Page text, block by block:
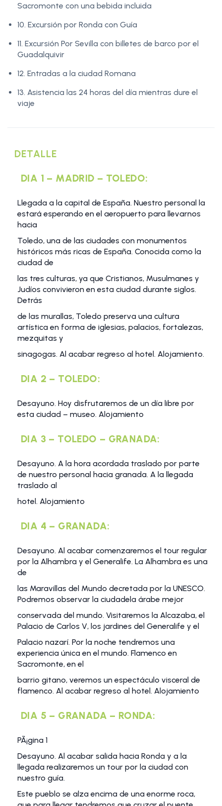
Sacromonte con una bebida incluida
10. Excursión por Ronda con Guía
11. Excursión Por Sevilla con billetes de barco por el
Guadalquivir
12. Entradas a la ciudad Romana
13. Asistencia las 24 horas del día mientras dure el
viaje
DETALLE
DIA 1 – MADRID – TOLEDO:
Llegada a la capital de España. Nuestro personal la
estará esperando en el aeropuerto para llevarnos
hacia
Toledo, una de las ciudades con monumentos
históricos más ricas de España. Conocida como la
ciudad de
las tres culturas, ya que Cristianos, Musulmanes y
Judíos convivieron en esta ciudad durante siglos.
Detrás
de las murallas, Toledo preserva una cultura
artística en forma de iglesias, palacios, fortalezas,
mezquitas y
sinagogas. Al acabar regreso al hotel. Alojamiento.
DIA 2 – TOLEDO:
Desayuno. Hoy disfrutaremos de un día libre por
esta ciudad – museo. Alojamiento
DIA 3 – TOLEDO – GRANADA:
Desayuno. A la hora acordada traslado por parte
de nuestro personal hacia granada. A la llegada
traslado al
hotel. Alojamiento
DIA 4 – GRANADA:
Desayuno. Al acabar comenzaremos el tour regular
por la Alhambra y el Generalife. La Alhambra es una
de
las Maravillas del Mundo decretada por la UNESCO.
Podremos observar la ciudadela árabe mejor
conservada del mundo. Visitaremos la Alcazaba, el
Palacio de Carlos V, los jardines del Generalife y el
Palacio nazarí. Por la noche tendremos una
experiencia única en el mundo. Flamenco en
Sacromonte, en el
barrio gitano, veremos un espectáculo visceral de
flamenco. Al acabar regreso al hotel. Alojamiento
DIA 5 – GRANADA – RONDA:
PÃ¡gina 1
Desayuno. Al acabar salida hacia Ronda y a la
llegada realizaremos un tour por la ciudad con
nuestro guía.
Este pueblo se alza encima de una enorme roca,